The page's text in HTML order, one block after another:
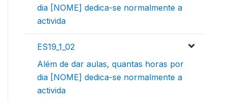
dia [NOME] dedica-se normalmente a
activida
ES19_1_02
Além de dar aulas, quantas horas por
dia [NOME] dedica-se normalmente a
activida